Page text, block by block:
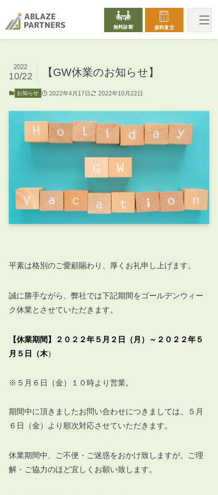
無料診断 賃料査定
【GW休業のお知らせ】
2022
10/22
お知らせ 2022年4月17日 2022年10月22日
平素は格別のご愛顧賜わり、厚くお礼申し上げます。
誠に勝手ながら、弊社では下記期間をゴールデンウィー
ク休業とさせていただきます。
【休業期間】２０２２年５月２日（月）～２０２２年５
月５日（木）
※５月６日（金）１０時より営業。
期間中に頂きましたお問い合わせにつきましては、５月
６日（金）より順次対応させていただきます。
休業期間中、ご不便・ご迷惑をおかけ致しますが、ご理
解・ご協力のほど宜しくお願い致します。